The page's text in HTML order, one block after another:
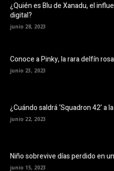
¿Quién es Blu de Xanadu, el
digital?
junio 28, 2023
Conoce a Pinky, la rara delfín
junio 23, 2023
¿Cuándo saldrá ‘Squadron 42’ a
junio 22, 2023
Niño sobrevive días perdido en
junio 15, 2023